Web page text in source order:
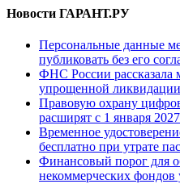
Новости ГАРАНТ.РУ
Персональные данные
публиковать без его
ФНС России рассказала
упрощенной
Правовую охрану
расширят с 1 января
Временное
бесплатно при утрате
Финансовый порог для
некоммерческих фондов